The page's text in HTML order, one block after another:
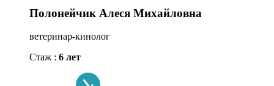
Полонейчик Алеся Михайловна
ветеринар-кинолог
Стаж : 6 лет